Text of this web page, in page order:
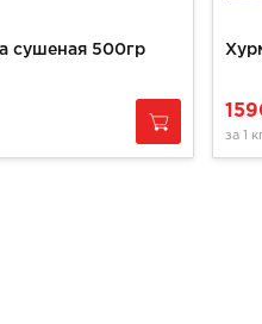
сушеная 500гр
за 1